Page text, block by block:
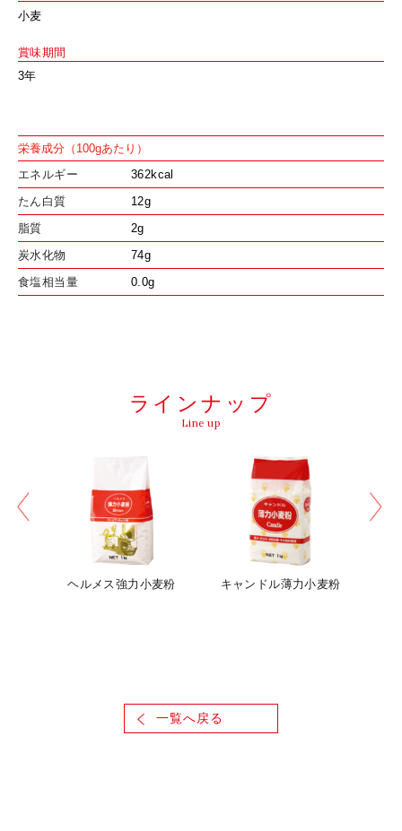
小麦
賞味期間
3年
栄養成分（100gあたり）
エネルギー
362kcal
たん白質
12g
脂質
2g
炭水化物
74g
食塩相当量
0.0g
ラインナップ
Line up
ヘルメス強力小麦粉 キャンドル薄力小麦粉
一覧へ戻る